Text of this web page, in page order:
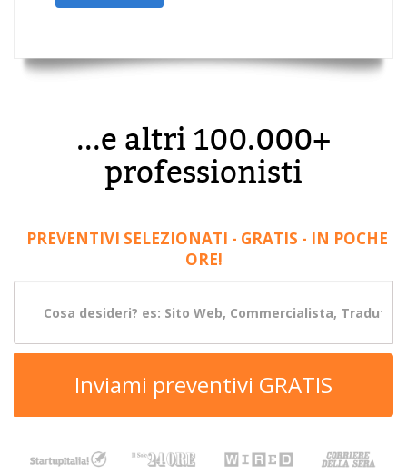
...e altri 100.000+
professionisti
PREVENTIVI SELEZIONATI - GRATIS - IN POCHE
ORE!
Inviami preventivi GRATIS